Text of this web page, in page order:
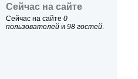
Сейчас на сайте
Сейчас на сайте 0
пользователей и 98 гостей.